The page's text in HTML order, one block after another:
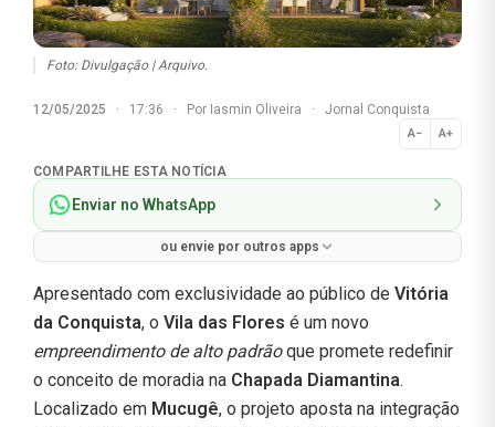
Foto: Divulgação | Arquivo.
12/05/2025 · 17:36 · Por Iasmin Oliveira · Jornal Conquista
A− A+
Normal
COMPARTILHE ESTA NOTÍCIA
Enviar no WhatsApp
ou envie por outros apps
Apresentado com exclusividade ao público de Vitória
da Conquista, o Vila das Flores é um novo
empreendimento de alto padrãoque promete redefinir
o conceito de moradia na Chapada Diamantina.
Localizado em Mucugê, o projeto aposta na integração